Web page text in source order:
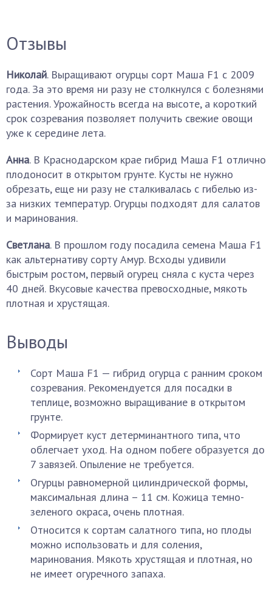
Отзывы
Николай. Выращивают огурцы сорт Маша F1 с 2009
года. За это время ни разу не столкнулся с болезнями
растения. Урожайность всегда на высоте, а короткий
срок созревания позволяет получить свежие овощи
уже к середине лета.
Анна. В Краснодарском крае гибрид Маша F1 отлично
плодоносит в открытом грунте. Кусты не нужно
обрезать, еще ни разу не сталкивалась с гибелью из-
за низких температур. Огурцы подходят для салатов
и маринования.
Светлана. В прошлом году посадила семена Маша F1
как альтернативу сорту Амур. Всходы удивили
быстрым ростом, первый огурец сняла с куста через
40 дней. Вкусовые качества превосходные, мякоть
плотная и хрустящая.
Выводы
Сорт Маша F1 — гибрид огурца с ранним сроком
созревания. Рекомендуется для посадки в
теплице, возможно выращивание в открытом
грунте.
Формирует куст детерминантного типа, что
облегчает уход. На одном побеге образуется до
7 завязей. Опыление не требуется.
Огурцы равномерной цилиндрической формы,
максимальная длина – 11 см. Кожица темно-
зеленого окраса, очень плотная.
Относится к сортам салатного типа, но плоды
можно использовать и для соления,
маринования. Мякоть хрустящая и плотная, но
не имеет огуречного запаха.